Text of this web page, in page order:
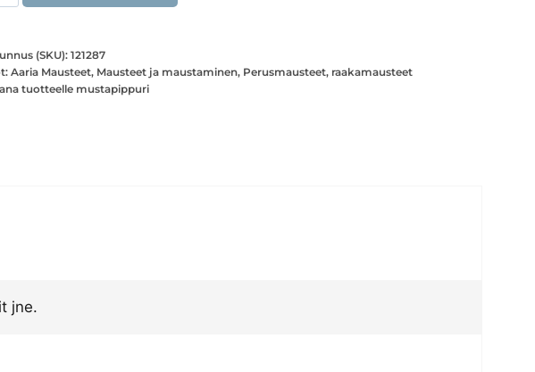
(SKU): 121287
Aaria Mausteet, Mausteet ja maustaminen, Perusmausteet, raakamausteet
tuotteelle mustapippuri
jne.